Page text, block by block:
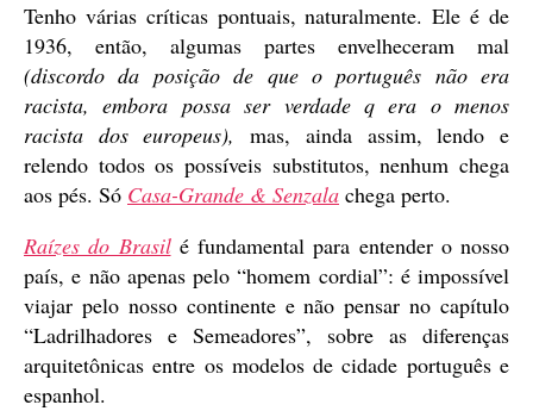
Tenho várias críticas pontuais, naturalmente. Ele é de
1936, então, algumas partes envelheceram mal
(discordo da posição de que o português não era
racista, embora possa ser verdade q era o menos
racista dos europeus),
mas, ainda assim, lendo e
relendo todos os possíveis substitutos, nenhum chega
aos pés. Só Casa-Grande & Senzala chega perto.
Raízes do Brasilé fundamental para entender o nosso
país, e não apenas pelo “homem cordial”: é impossível
viajar pelo nosso continente e não pensar no capítulo
“Ladrilhadores e Semeadores”, sobre as diferenças
arquitetônicas entre os modelos de cidade português e
espanhol.